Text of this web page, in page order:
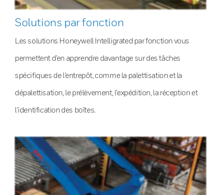
Solutions par fonction
Les solutions Honeywell Intelligrated par fonction vous
permettent d’en apprendre davantage sur des tâches
spécifiques de l’entrepôt, comme la palettisation et la
dépalettisation, le prélèvement, l’expédition, la réception et
l’identification des boîtes.